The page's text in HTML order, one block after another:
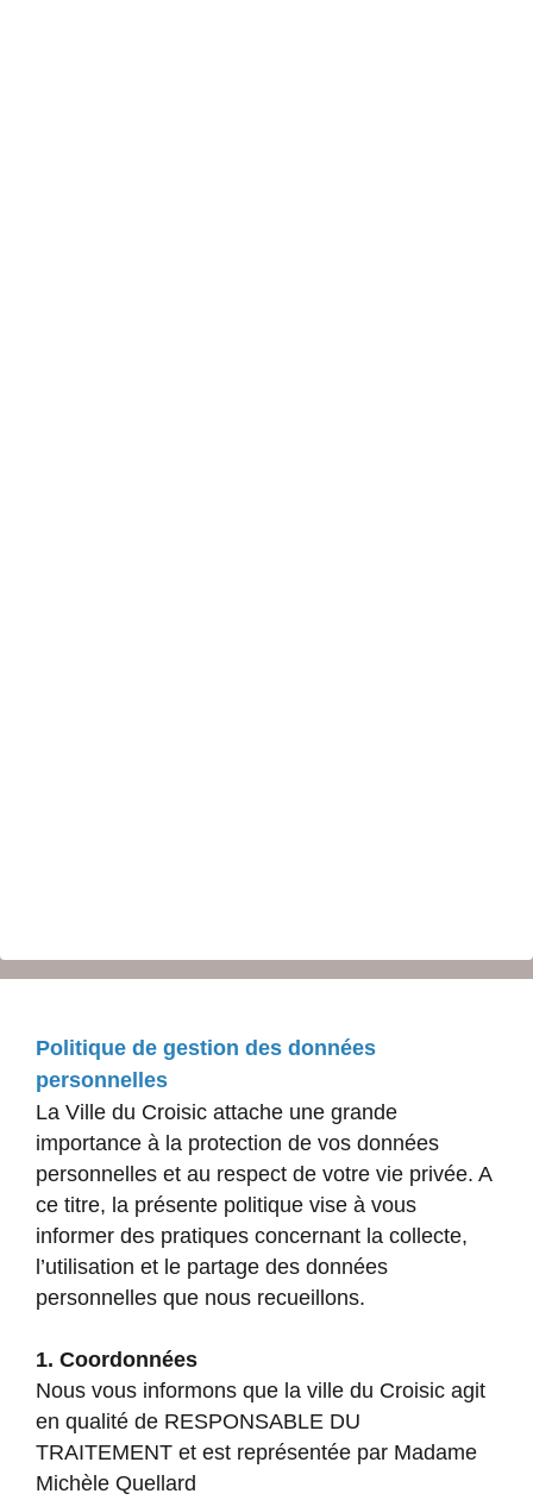
Politique de gestion des données
personnelles
La Ville du Croisic attache une grande
importance à la protection de vos données
personnelles et au respect de votre vie privée. A
ce titre, la présente politique vise à vous
informer des pratiques concernant la collecte,
l’utilisation et le partage des données
personnelles que nous recueillons.
1. Coordonnées
Nous vous informons que la ville du Croisic agit
en qualité de RESPONSABLE DU
TRAITEMENT et est représentée par Madame
Michèle Quellard